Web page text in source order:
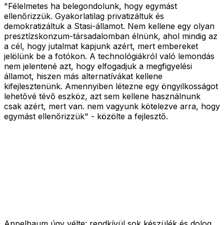
"Félelmetes ha belegondolunk, hogy egymást
ellenőrizzük. Gyakorlatilag privatizáltuk és
demokratizáltuk a Stasi-államot. Nem kellene egy olyan
presztízskonzum-társadalomban élnünk, ahol mindig az
a cél, hogy jutalmat kapjunk azért, mert embereket
jelölünk be a fotókon. A technológiákról való lemondás
nem jelentené azt, hogy elfogadjuk a megfigyelési
államot, hiszen más alternatívákat kellene
kifejlesztenünk. Amennyiben létezne egy öngyilkosságot
lehetővé tévő eszköz, azt sem kellene használnunk
csak azért, mert van. nem vagyunk kötelezve arra, hogy
egymást ellenőrizzük" - közölte a fejlesztő.